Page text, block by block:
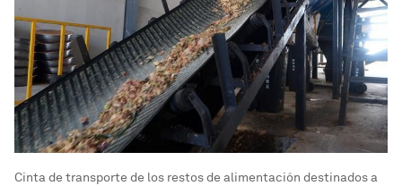
Cinta de transporte de los restos de alimentación destinados a